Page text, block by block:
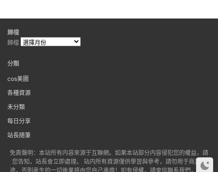
歸檔
歸檔
分類
cos美圖
各種資源
未分類
每日分享
站長随筆
免責聲明：本站所有内容來源于互聯網。如果本站部分内容侵犯您的權益，請
您告知，站長會立即處理。 站内所有資源僅供學習與參考，請勿用于商業用
途，否則産生的一切後果将由您自己承擔！如有侵權，請來信聯系我們，我們